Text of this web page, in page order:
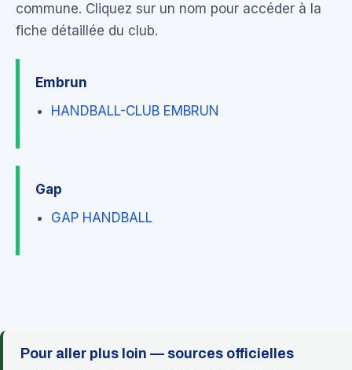
commune. Cliquez sur un nom pour accéder à la
fiche détaillée du club.
Embrun
HANDBALL-CLUB EMBRUN
Gap
GAP HANDBALL
Pour aller plus loin — sources officielles